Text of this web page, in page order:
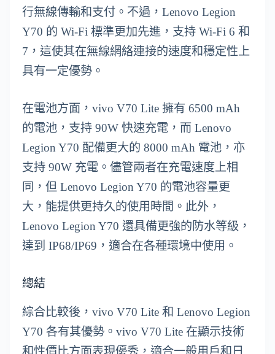
行無線傳輸和支付。不過，Lenovo Legion
Y70 的 Wi-Fi 標準更加先進，支持 Wi-Fi 6 和
7，這使其在無線網絡連接的速度和穩定性上
具有一定優勢。
在電池方面，vivo V70 Lite 擁有 6500 mAh
的電池，支持 90W 快速充電，而 Lenovo
Legion Y70 配備更大的 8000 mAh 電池，亦
支持 90W 充電。儘管兩者在充電速度上相
同，但 Lenovo Legion Y70 的電池容量更
大，能提供更持久的使用時間。此外，
Lenovo Legion Y70 還具備更強的防水等級，
達到 IP68/IP69，適合在各種環境中使用。
總結
綜合比較後，vivo V70 Lite 和 Lenovo Legion
Y70 各有其優勢。vivo V70 Lite 在顯示技術